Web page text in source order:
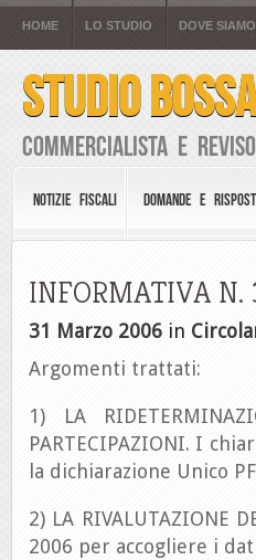
HOME LO STUDIO DOVE SIAMO
STUDIO
Commercialista e
NOTIZIE FISCALI DOMANDE E
INFORMATIVA
31 Marzo 2006 in
Argomenti trattati:
1) LA
PARTECIPAZIONI. I
la dichiarazione Unico PF
2) LA RIVALUTAZIONE
2006 per accogliere i